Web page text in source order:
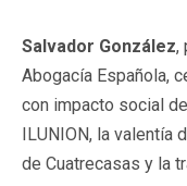
Salvador González,
Abogacía Española,
con impacto social
ILUNION, la valentía
de Cuatrecasas y la